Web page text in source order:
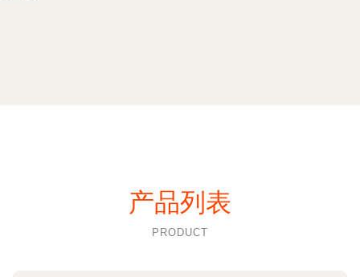
产品列表
PRODUCT